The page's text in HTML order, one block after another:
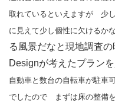
取れているといえますが 少
に見えて少し個性に欠けるか
る風景だなと現地調査
Designが考えたプラン
自動車と数台の自転車が駐車
でしたので まずは床の整備